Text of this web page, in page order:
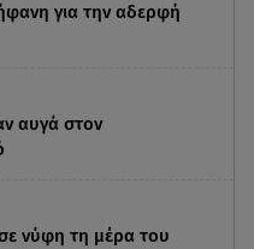
για την αδερφή
αυγά στον
νύφη τη μέρα του